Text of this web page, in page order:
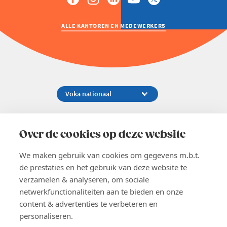
Over de cookies op deze website
We maken gebruik van cookies om gegevens m.b.t.
de prestaties en het gebruik van deze website te
verzamelen & analyseren, om sociale
netwerkfunctionaliteiten aan te bieden en onze
content & advertenties te verbeteren en
personaliseren.
ALLE KANTOREN EN MEDEWERKERS
02 229 81 11
EN